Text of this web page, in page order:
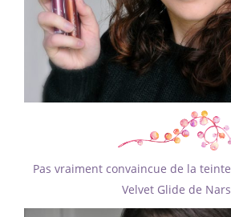
Pas vraiment convaincue de la
Velvet Glide de